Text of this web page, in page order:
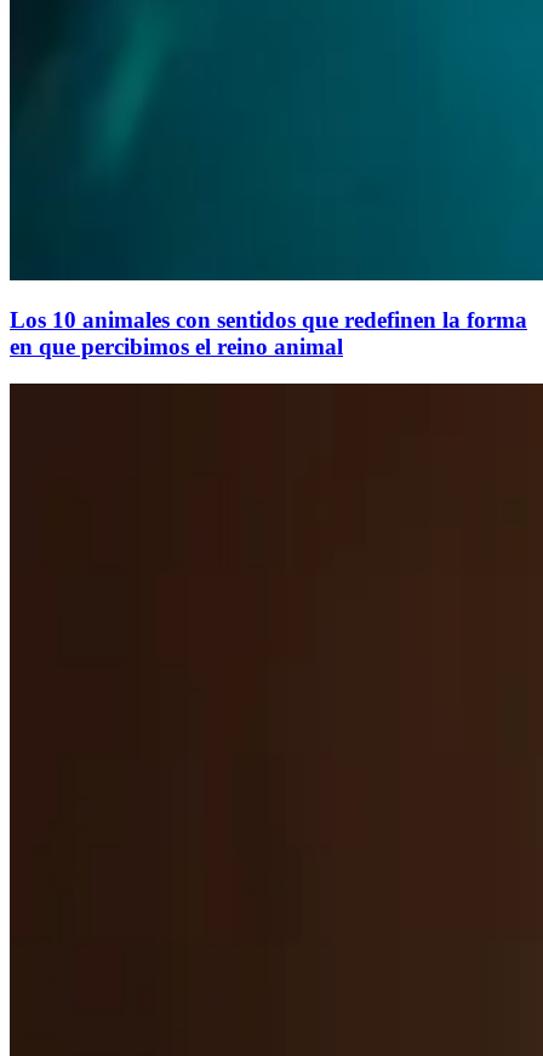
Los 10 animales con sentidos que redefinen la forma
en que percibimos el reino animal